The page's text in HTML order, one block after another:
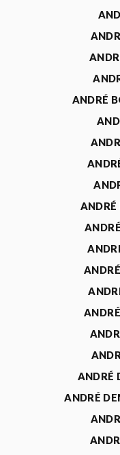
ANDRÉ
ANDRÉ
ANDRÉ
ANDRÉ